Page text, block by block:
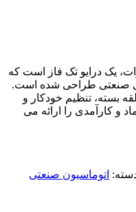
موتور درایو اشنایدر با توان 750 وات، یک درایو تک فاز است که
صنعتی طراحی شده است.
بسته، تنظیم خودکار و
و کارآمدی را ارائه می
اتوماسیون صنعتی